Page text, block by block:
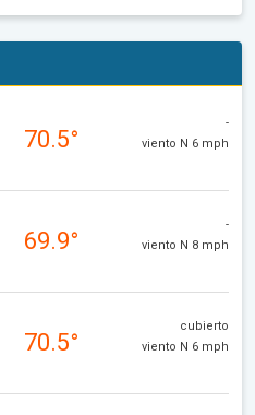
70.5°
-
viento N 6 mph
69.9°
-
viento N 8 mph
70.5°
cubierto
viento N 6 mph